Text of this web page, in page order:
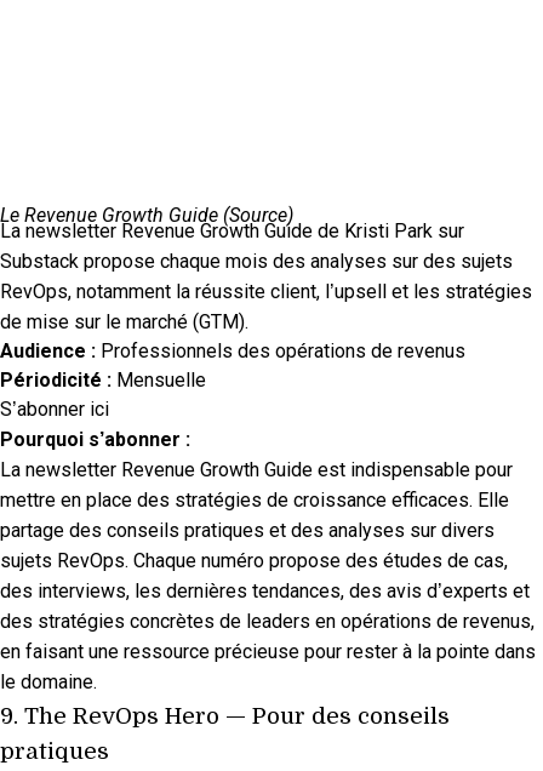
Le Revenue Growth Guide (Source)
La newsletter Revenue Growth Guide de Kristi Park sur
Substack propose chaque mois des analyses sur des sujets
RevOps, notamment la réussite client, l’upsell et les stratégies
de mise sur le marché (GTM).
Audience : Professionnels des opérations de revenus
Périodicité : Mensuelle
S’abonner ici
Pourquoi s’abonner :
La newsletter Revenue Growth Guide est indispensable pour
mettre en place des stratégies de croissance efficaces. Elle
partage des conseils pratiques et des analyses sur divers
sujets RevOps. Chaque numéro propose des études de cas,
des interviews, les dernières tendances, des avis d’experts et
des stratégies concrètes de leaders en opérations de revenus,
en faisant une ressource précieuse pour rester à la pointe dans
le domaine.
9. The RevOps Hero — Pour des conseils
pratiques